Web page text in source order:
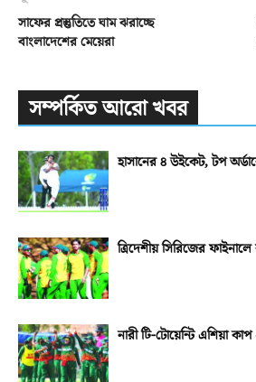
সাফের প্রস্তুতিতে ঘাম ঝরাচ্ছে
বাংলাদেশের মেয়েরা
সম্পর্কিত আরো খবর
হাসানের ৪ উইকেট, টপ
ত্রিদেশীয় সিরিজের
নারী টি-টোয়েন্টি এশিয়া